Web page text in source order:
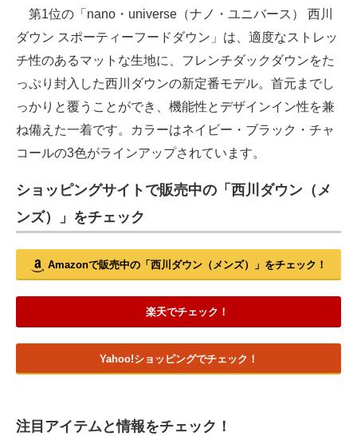
第1位の「nano・universe（ナノ・ユニバース） 西川
ダウン スポーティーフードダウン」は、適度なストレッ
チ性のあるマットな生地に、フレンチダックダウンをた
っぷり封入した西川ダウンの新定番モデル。首元までし
っかりと覆うことができ、機能性とデザインイン性を兼
ね備えた一着です。カラーはネイビー・ブラック・チャ
コールの3色がラインアップされています。
ショッピングサイトで販売中の「西川ダウン（メ
ンズ）」をチェック
Amazonで販売中の「西川ダウン（メンズ）」をチェック！
楽天でチェック！
Yahoo!ショッピングでチェック！
注目アイテムと情報をチェック！